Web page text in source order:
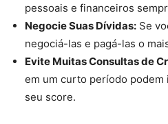
pessoais e financeiros
Negocie Suas Dívidas: Se
negociá-las e pagá-las o
Evite Muitas Consultas de
em um curto período podem
seu score.